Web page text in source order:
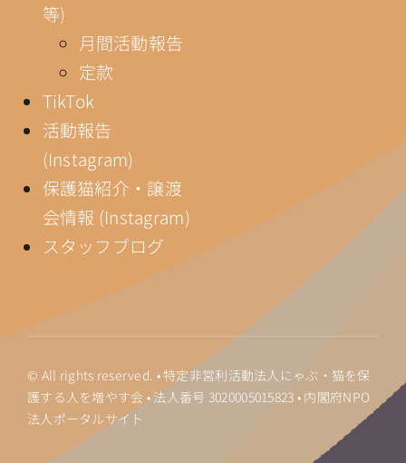
等)
月間活動報告
定款
TikTok
活動報告
(Instagram)
保護猫紹介・譲渡
会情報 (Instagram)
スタッフブログ
© All rights reserved. • 特定非営利活動法人にゃぶ・猫を保
護する人を増やす会 • 法人番号 3020005015823 • 内閣府NPO
法人ポータルサイト